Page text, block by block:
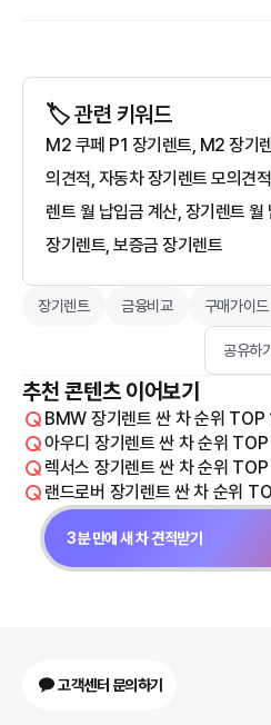
🏷️ 관련 키워드
M2 쿠페 P1 장기렌트, M2 장기
의견적, 자동차 장기렌트 모의견
렌트 월 납입금 계산, 장기렌트
장기렌트, 보증금 장기렌트
장기렌트 금융비교 구매가이드
공유하
추천 콘텐츠 이어보기
BMW 장기렌트 싼 차 순위 TOP
아우디 장기렌트 싼 차 순위
렉서스 장기렌트 싼 차 순위
랜드로버 장기렌트 싼 차 순위
3분 만에 새 차 견적받기
고객센터 문의하기